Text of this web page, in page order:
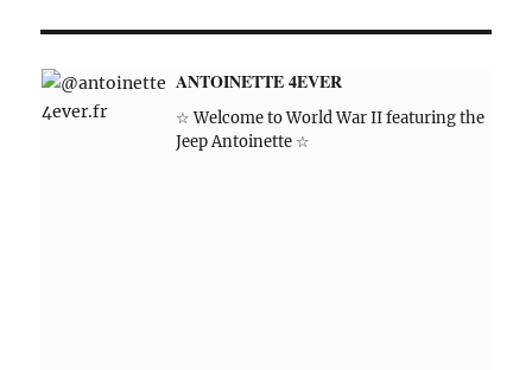
ANTOINETTE 4EVER
☆ Welcome to World War II featuring the
Jeep Antoinette ☆